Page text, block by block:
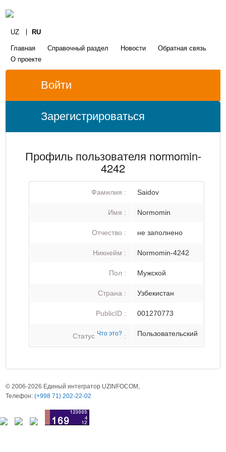
UZ RU
Главная Справочный раздел Новости
Обратная связь
О проекте
Войти
Зарегистрироваться
Профиль пользователя normomin-
4242
Фамилия : Saidov
Имя : Normomin
Отчество : не заполнено
Никнейм : Normomin-4242
Пол : Мужской
Страна : Узбекистан
PublicID : 001270773
Статус Что это? : Пользовательский
© 2006-2026 Единый интегратор UZINFOCOM,
Телефон:(+998 71) 202-22-02